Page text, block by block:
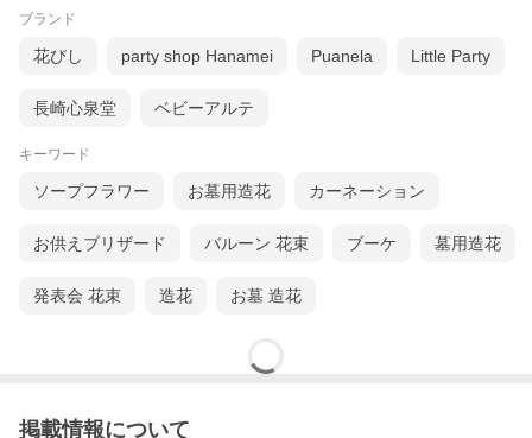
ブランド
花びし party shop Hanamei Puanela Little Party
長崎心泉堂 ベビーアルテ
キーワード
ソープフラワー お墓用造花 カーネーション
お供えブリザード バルーン 花束 ブーケ 墓用造花
発表会 花束 造花 お墓 造花
掲載情報について